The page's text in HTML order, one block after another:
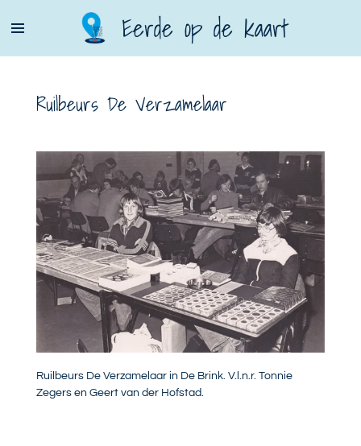
direct
naar
hoofdinhoud
Eerde op de kaart
Ruilbeurs De Verzamelaar
Ruilbeurs De Verzamelaar in De Brink. V.l.n.r. Tonnie
Zegers en Geert van der Hofstad.